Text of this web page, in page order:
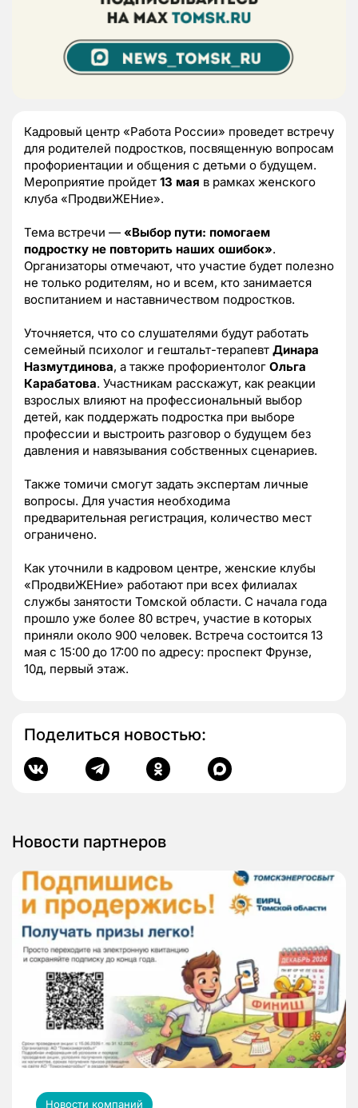
Кадровый центр «Работа России» проведет встречу
для родителей подростков, посвященную вопросам
профориентации и общения с детьми о будущем.
Мероприятие пройдет 13 мая в рамках женского
клуба «ПродвиЖЕНие».
Тема встречи — «Выбор пути: помогаем
подростку не повторить наших ошибок».
Организаторы отмечают, что участие будет полезно
не только родителям, но и всем, кто занимается
воспитанием и наставничеством подростков.
Уточняется, что со слушателями будут работать
семейный психолог и гештальт-терапевт Динара
Назмутдинова, а также профориентолог Ольга
Карабатова. Участникам расскажут, как реакции
взрослых влияют на профессиональный выбор
детей, как поддержать подростка при выборе
профессии и выстроить разговор о будущем без
давления и навязывания собственных сценариев.
Также томичи смогут задать экспертам личные
вопросы. Для участия необходима
предварительная регистрация, количество мест
ограничено.
Как уточнили в кадровом центре, женские клубы
«ПродвиЖЕНие» работают при всех филиалах
службы занятости Томской области. С начала года
прошло уже более 80 встреч, участие в которых
приняли около 900 человек. Встреча состоится 13
мая с 15:00 до 17:00 по адресу: проспект Фрунзе,
10д, первый этаж.
Поделиться новостью:
Новости партнеров
Новости компаний